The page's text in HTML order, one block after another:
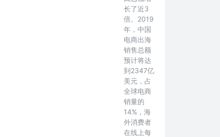
长了近3
倍。2019
年，中国
电商出海
销售总额
预计将达
到2347亿
美元，占
全球电商
销量的
14%，海
外消费者
在线上每